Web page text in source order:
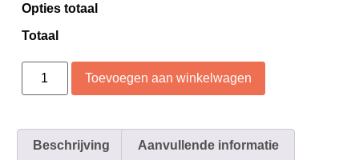
Opties totaal
Totaal
Toevoegen aan winkelwagen
Beschrijving Aanvullende informatie